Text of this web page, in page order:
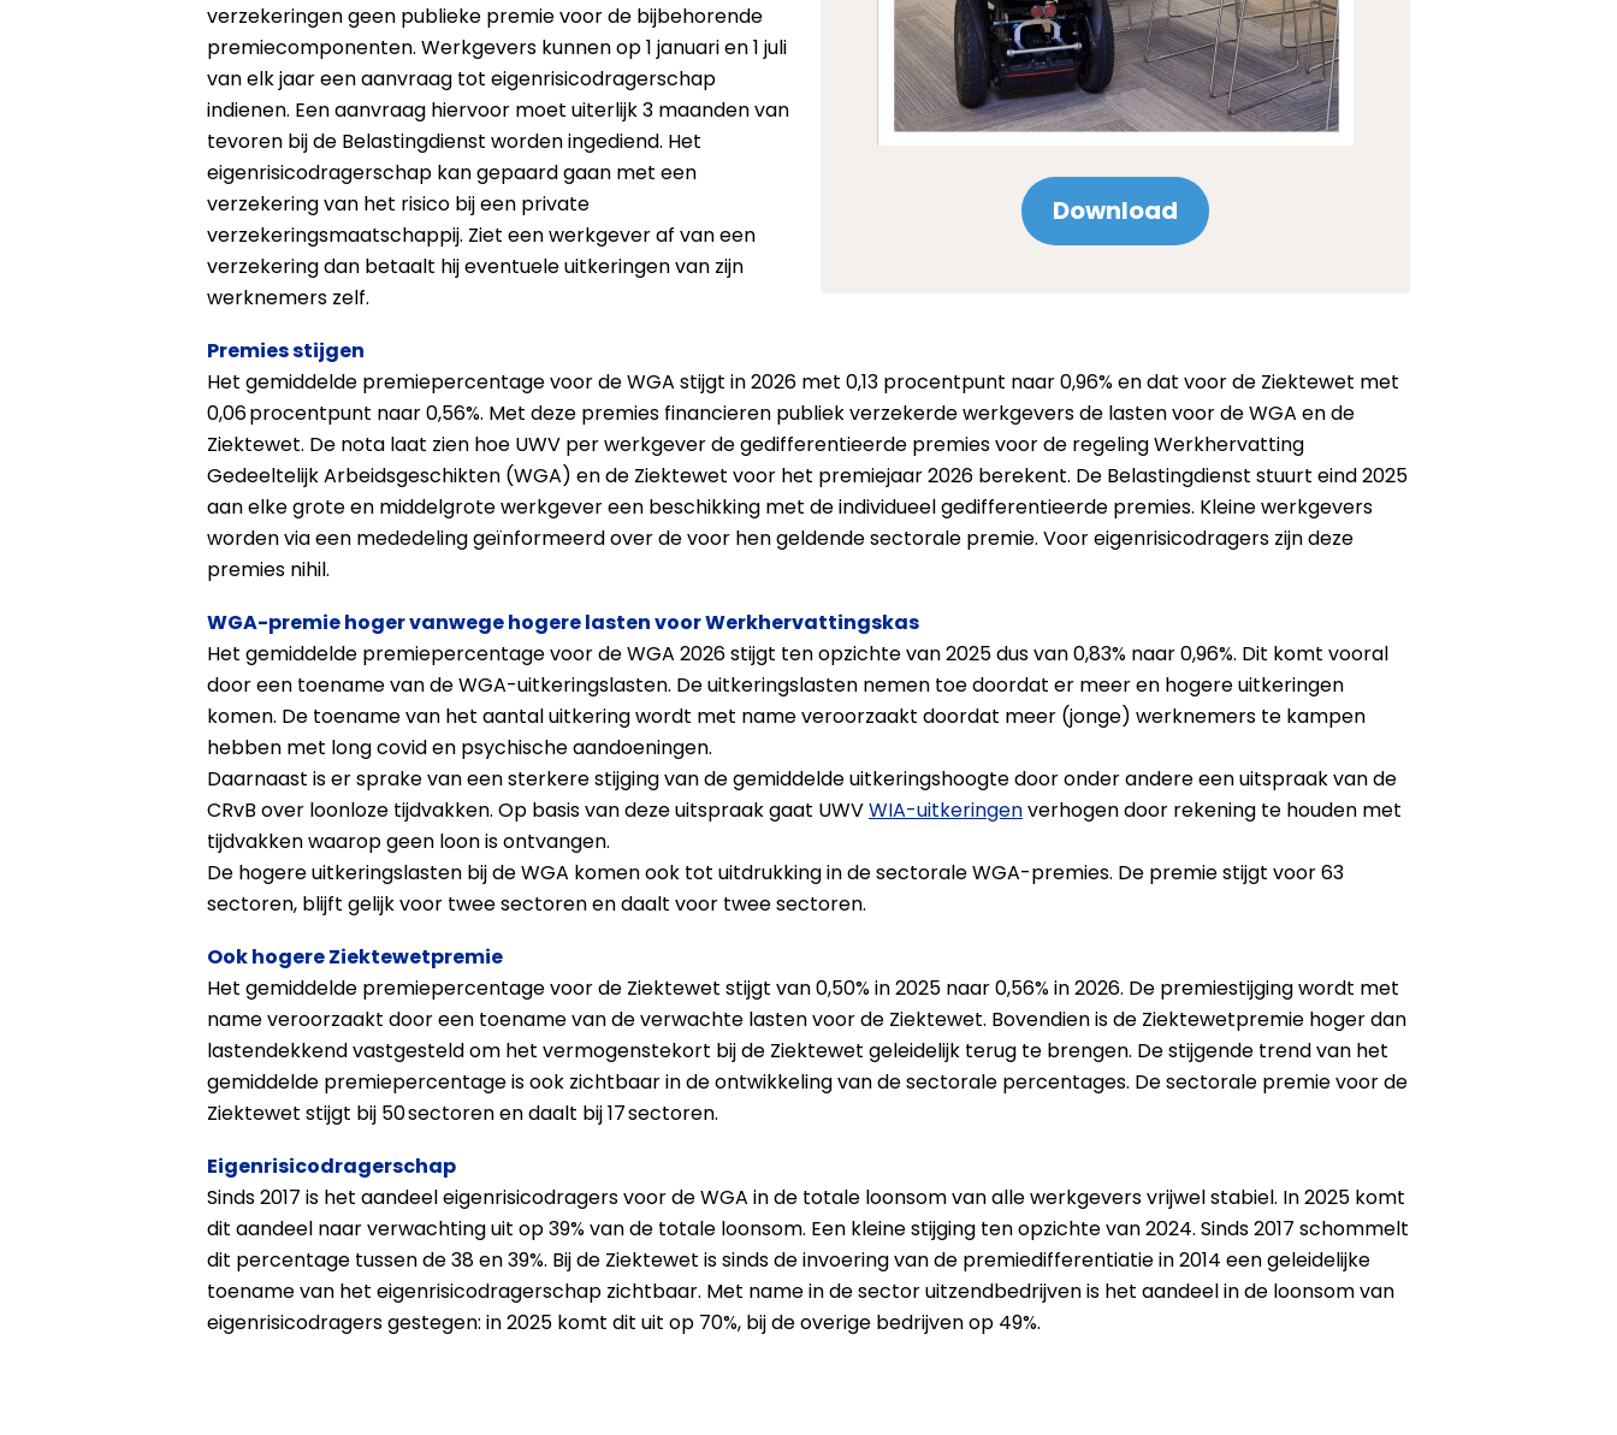
Download
verzekeringen geen publieke premie voor de bijbehorende
premiecomponenten. Werkgevers kunnen op 1 januari en 1 juli
van elk jaar een aanvraag tot eigenrisicodragerschap
indienen. Een aanvraag hiervoor moet uiterlijk 3 maanden van
tevoren bij de Belastingdienst worden ingediend. Het
eigenrisicodragerschap kan gepaard gaan met een
verzekering van het risico bij een private
verzekeringsmaatschappij. Ziet een werkgever af van een
verzekering dan betaalt hij eventuele uitkeringen van zijn
werknemers zelf.
Premies stijgen
Het gemiddelde premiepercentage voor de WGA stijgt in 2026 met 0,13 procentpunt naar 0,96% en dat voor de Ziektewet met
0,06 procentpunt naar 0,56%. Met deze premies financieren publiek verzekerde werkgevers de lasten voor de WGA en de
Ziektewet. De nota laat zien hoe UWV per werkgever de gedifferentieerde premies voor de regeling Werkhervatting
Gedeeltelijk Arbeidsgeschikten (WGA) en de Ziektewet voor het premiejaar 2026 berekent. De Belastingdienst stuurt eind 2025
aan elke grote en middelgrote werkgever een beschikking met de individueel gedifferentieerde premies. Kleine werkgevers
worden via een mededeling geïnformeerd over de voor hen geldende sectorale premie. Voor eigenrisicodragers zijn deze
premies nihil.
WGA-premie hoger vanwege hogere lasten voor Werkhervattingskas
Het gemiddelde premiepercentage voor de WGA 2026 stijgt ten opzichte van 2025 dus van 0,83% naar 0,96%. Dit komt vooral
door een toename van de WGA-uitkeringslasten. De uitkeringslasten nemen toe doordat er meer en hogere uitkeringen
komen. De toename van het aantal uitkering wordt met name veroorzaakt doordat meer (jonge) werknemers te kampen
hebben met long covid en psychische aandoeningen.
Daarnaast is er sprake van een sterkere stijging van de gemiddelde uitkeringshoogte door onder andere een uitspraak van de
CRvB over loonloze tijdvakken. Op basis van deze uitspraak gaat UWVWIA-uitkeringenverhogen door rekening te houden met
tijdvakken waarop geen loon is ontvangen.
De hogere uitkeringslasten bij de WGA komen ook tot uitdrukking in de sectorale WGA-premies. De premie stijgt voor 63
sectoren, blijft gelijk voor twee sectoren en daalt voor twee sectoren.
Ook hogere Ziektewetpremie
Het gemiddelde premiepercentage voor de Ziektewet stijgt van 0,50% in 2025 naar 0,56% in 2026. De premiestijging wordt met
name veroorzaakt door een toename van de verwachte lasten voor de Ziektewet. Bovendien is de Ziektewetpremie hoger dan
lastendekkend vastgesteld om het vermogenstekort bij de Ziektewet geleidelijk terug te brengen. De stijgende trend van het
gemiddelde premiepercentage is ook zichtbaar in de ontwikkeling van de sectorale percentages. De sectorale premie voor de
Ziektewet stijgt bij 50 sectoren en daalt bij 17 sectoren.
Eigenrisicodragerschap
Sinds 2017 is het aandeel eigenrisicodragers voor de WGA in de totale loonsom van alle werkgevers vrijwel stabiel. In 2025 komt
dit aandeel naar verwachting uit op 39% van de totale loonsom. Een kleine stijging ten opzichte van 2024. Sinds 2017 schommelt
dit percentage tussen de 38 en 39%. Bij de Ziektewet is sinds de invoering van de premiedifferentiatie in 2014 een geleidelijke
toename van het eigenrisicodragerschap zichtbaar. Met name in de sector uitzendbedrijven is het aandeel in de loonsom van
eigenrisicodragers gestegen: in 2025 komt dit uit op 70%, bij de overige bedrijven op 49%.